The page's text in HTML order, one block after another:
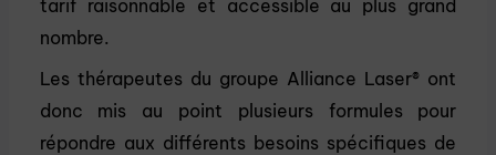
tarif raisonnable et accessible au plus grand
nombre.
Les thérapeutes du groupe Alliance Laser® ont
donc mis au point plusieurs formules pour
répondre aux différents besoins spécifiques de